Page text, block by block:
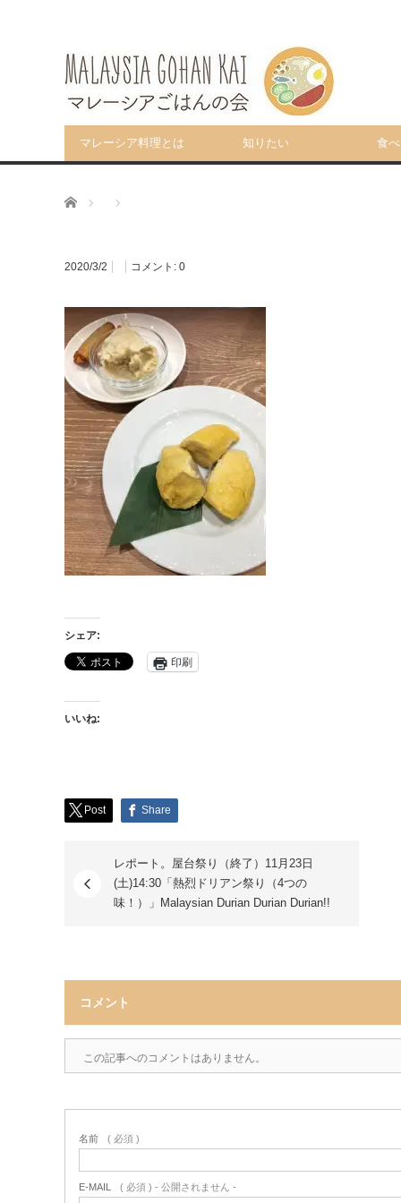
マレーシア料理とは 知りたい 食
ホーム
2020/3/2 コメント: 0
シェア:
印刷
いいね:
Post Share
レポート。屋台祭り（終了）11月23日
(土)14:30「熱烈ドリアン祭り（4つの
味！）」Malaysian Durian Durian Durian!!
コメント
この記事へのコメントはありません。
名前 ( 必須 )
E-MAIL ( 必須 ) - 公開されません -